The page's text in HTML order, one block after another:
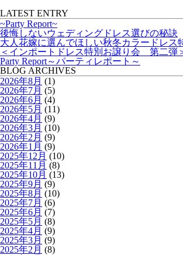
LATEST ENTRY
~Party Report~
後悔しないウェディングドレス選びの秘訣
大人花嫁に選んでほしい秋冬カラードレス
＜インポートドレス特別お譲り会 第二弾
Party Report～パーティレポート～
BLOG ARCHIVES
2026年8月 (1)
2026年7月 (5)
2026年6月 (4)
2026年5月 (11)
2026年4月 (9)
2026年3月 (10)
2026年2月 (9)
2026年1月 (9)
2025年12月 (10)
2025年11月 (8)
2025年10月 (13)
2025年9月 (9)
2025年8月 (10)
2025年7月 (6)
2025年6月 (7)
2025年5月 (8)
2025年4月 (9)
2025年3月 (9)
2025年2月 (8)